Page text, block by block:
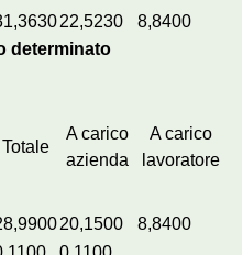
22,5230
8,8400
determinato
Totale
A carico
azienda
A carico
lavoratore
20,1500
8,8400